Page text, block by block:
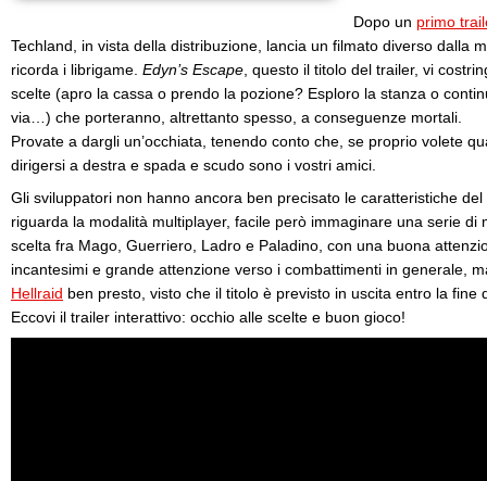
Dopo un primo
Techland, in vista della distribuzione, lancia un filmato diverso dalla
ricorda i librigame. Edyn’s Escape , questo il titolo del trailer, vi
scelte (apro la cassa o prendo la pozione? Esploro la stanza o
via…) che porteranno, altrettanto spesso, a conseguenze mortali.
Provate a dargli un’occhiata, tenendo conto che, se proprio volete
dirigersi a destra e spada e scudo sono i vostri amici.
Gli sviluppatori non hanno ancora ben precisato le caratteristiche
riguarda la modalità multiplayer, facile però immaginare una serie di
scelta fra Mago, Guerriero, Ladro e Paladino, con una buona
incantesimi e grande attenzione verso i combattimenti in generale,
Hellraid ben presto, visto che il titolo è previsto in uscita entro la fine
Eccovi il trailer interattivo: occhio alle scelte e buon gioco!